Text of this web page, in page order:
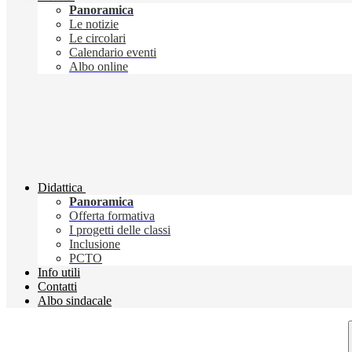
Panoramica
Le notizie
Le circolari
Calendario eventi
Albo online
Didattica
Panoramica
Offerta formativa
I progetti delle classi
Inclusione
PCTO
Info utili
Contatti
Albo sindacale